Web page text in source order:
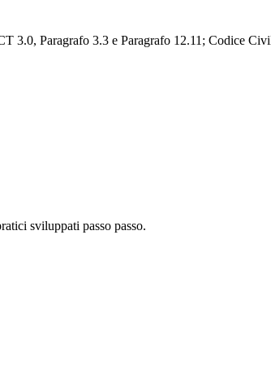
3.0, Paragrafo 3.3 e Paragrafo 12.11; Codice
sviluppati passo passo.